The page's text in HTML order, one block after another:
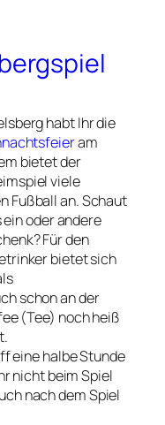
habt Ihr die
am
bietet der
viele
Fußball an. Schaut
oder andere
Für den
bietet sich
schon an der
(Tee) noch heiß
eine halbe Stunde
nicht beim Spiel
nach dem Spiel